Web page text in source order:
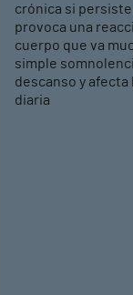
crónica si
provoca una
cuerpo que va
simple
descanso y afecta
diaria